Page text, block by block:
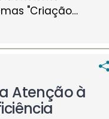
"Criação…
Atenção à